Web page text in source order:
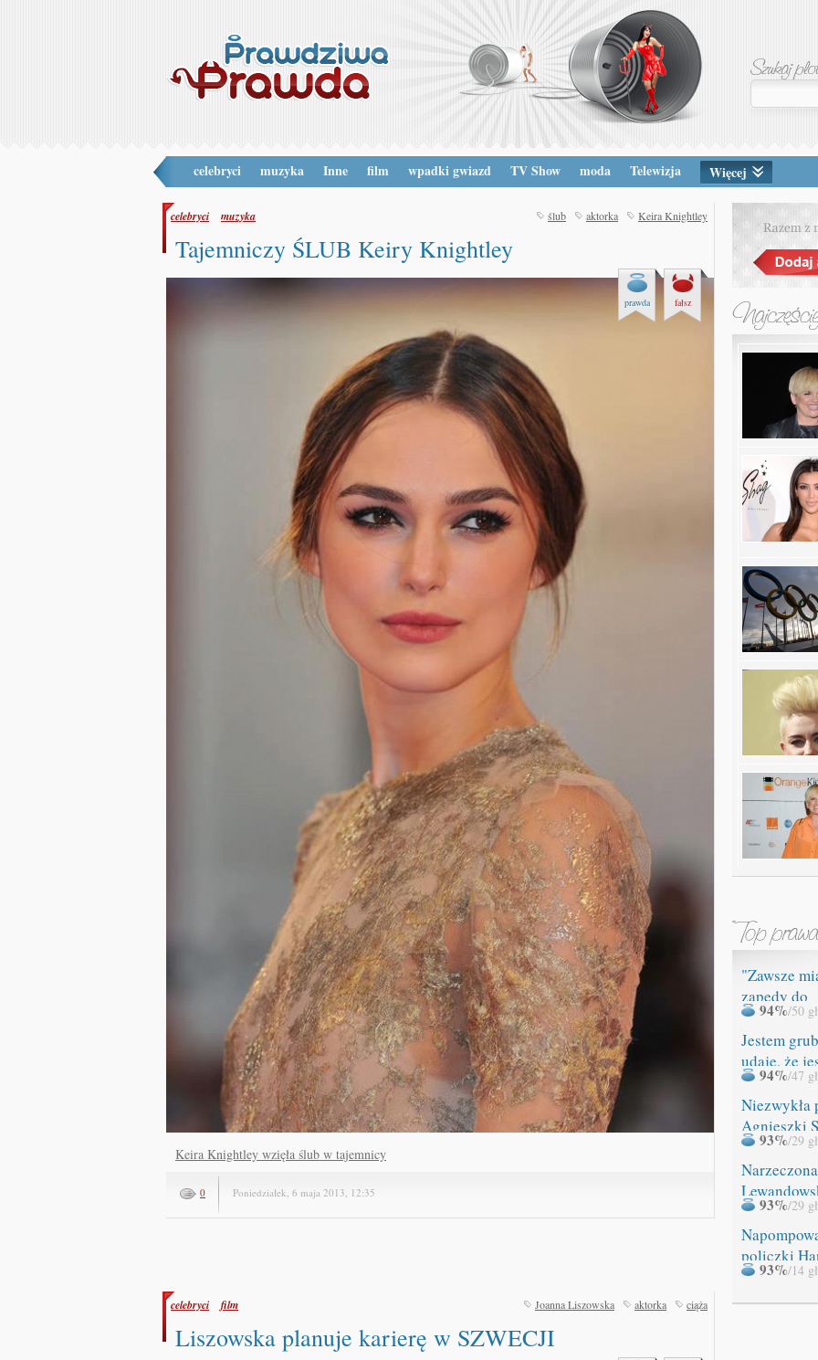
celebryci muzyka Inne film wpadki gwiazd TV Show moda Telewizja Więcej
celebryci muzyka ślub aktorka Keira Knightley
Tajemniczy ŚLUB Keiry Knightley
prawda fałsz
Keira Knightley wzięła ślub w tajemnicy
0 Poniedziałek, 6 maja 2013, 12:35
celebryci film Joanna Liszowska aktorka ciąża
Liszowska planuje karierę w SZWECJI
"Zawsze
zapędy do
94%/50
Jestem
udaję, że
94%/47
Niezwykła
Agnieszki
93%/29
Narzeczona
miała
93%/29
policzki
93%/14